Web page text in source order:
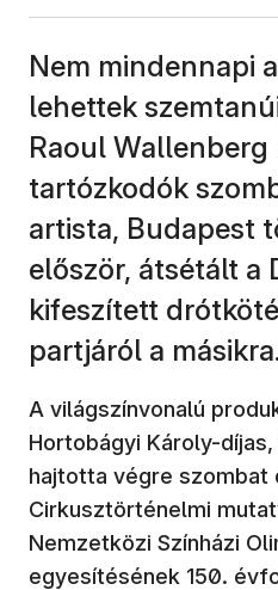
Nem mindennapi
lehettek
Raoul
tartózkodók
artista, Budapest
először, átsétált a
kifeszített
partjáról a másikra.
A világszínvonalú
Hortobágyi Károly-
hajtotta végre szombat
Cirkusztörténelmi
Nemzetközi Színházi
egyesítésének 150.